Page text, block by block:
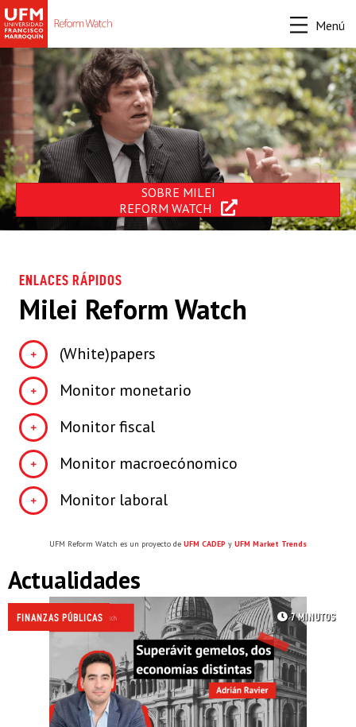
Menú
SOBRE MILEI
REFORM WATCH
ENLACES RÁPIDOS
Milei Reform Watch
(White)papers
Monitor monetario
Monitor fiscal
Monitor macroecónomico
Monitor laboral
UFM Reform Watch es un proyecto de UFM CADEP y UFM Market Trends
Actualidades
FINANZAS PÚBLICAS 7 MINUTOS